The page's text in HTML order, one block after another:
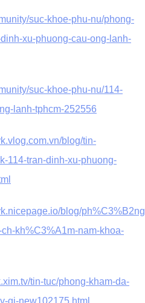
suc-khoe-phu-nu/phong-
xu-phuong-cau-ong-lanh-
suc-khoe-phu-nu/114-
lanh-tphcm-252556
blog/tin-
114-tran-dinh-xu-phuong-
blog/
kh%C3%A1m-nam-khoa-
tin-tuc/phong-kham-da-
gi-new102175.html